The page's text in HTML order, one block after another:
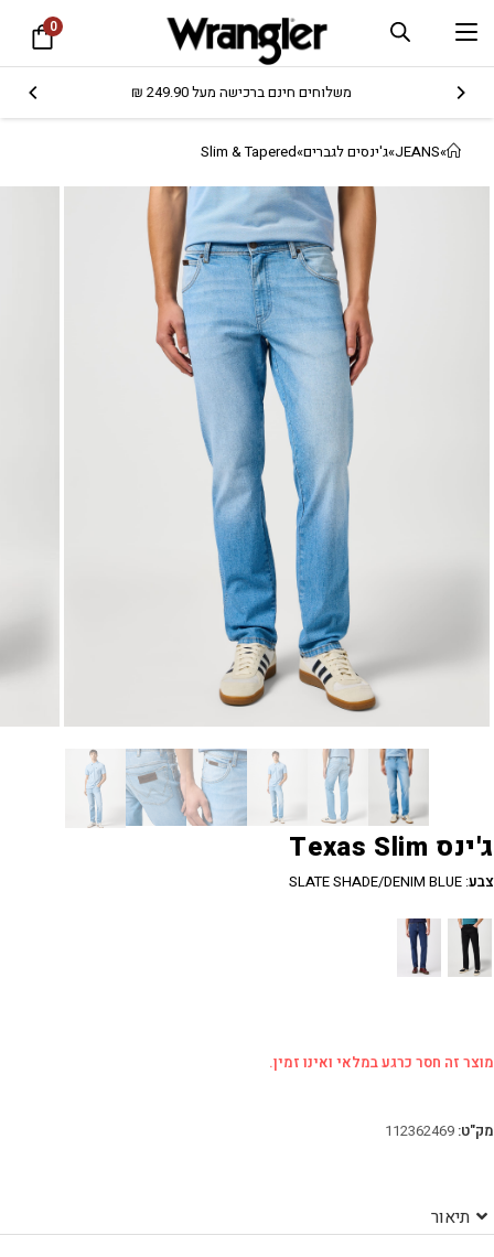
0
משלוחים חינם ברכישה מעל 249.90 ₪
»
JEANS
»ג'ינסים לגברים»
Slim & Tapered
ג'ינס Texas Slim
צבע:
SLATE SHADE/DENIM BLUE
מוצר זה חסר כרגע במלאי ואינו זמין.
מק"ט: 112362469
תיאור